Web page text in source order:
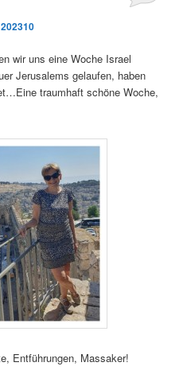
wir uns eine Woche Israel
Jerusalems gelaufen, haben
traumhaft schöne Woche,
Entführungen, Massaker!